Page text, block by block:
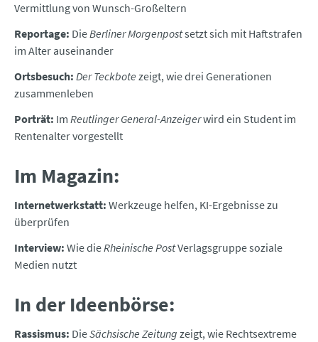
Vermittlung von Wunsch-Großeltern
Reportage: DieBerliner Morgenpostsetzt sich mit Haftstrafen
im Alter auseinander
Ortsbesuch: Der Teckbote zeigt, wie drei Generationen
zusammenleben
Porträt: Im Reutlinger General-Anzeigerwird ein Student im
Rentenalter vorgestellt
Im Magazin:
Internetwerkstatt: Werkzeuge helfen, KI-Ergebnisse zu
überprüfen
Interview: Wie dieRheinische PostVerlagsgruppe soziale
Medien nutzt
In der Ideenbörse:
Rassismus: DieSächsische Zeitung zeigt, wie Rechtsextreme